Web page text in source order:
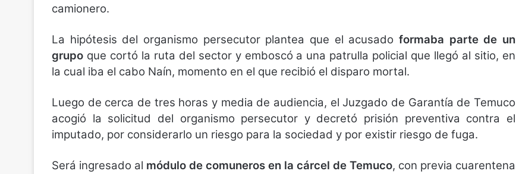
camionero.
La hipótesis del organismo persecutor plantea que el acusado formaba parte de un
grupo que cortó la ruta del sector y emboscó a una patrulla policial que llegó al sitio, en
la cual iba el cabo Naín, momento en el que recibió el disparo mortal.
Luego de cerca de tres horas y media de audiencia, el Juzgado de Garantía de Temuco
acogió la solicitud del organismo persecutor y decretó prisión preventiva contra el
imputado, por considerarlo un riesgo para la sociedad y por existir riesgo de fuga.
Será ingresado al módulo de comuneros en la cárcel de Temuco, con previa cuarentena